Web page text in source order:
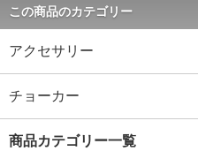
この商品のカテゴリー
アクセサリー
チョーカー
商品カテゴリー一覧